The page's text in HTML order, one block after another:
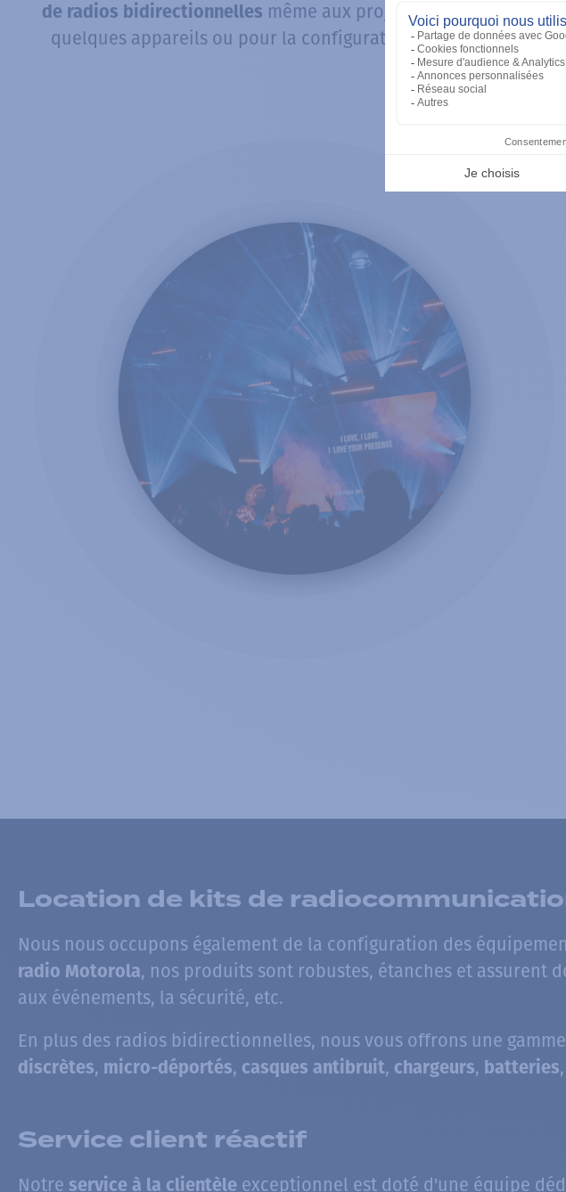
de radios bidirectionnelles même aux projets de grande
quelques appareils ou pour la configuration et la mise en
Location de kits de
Nous nous occupons également de la configuration des
radio Motorola, nos produits sont robustes, étanches et assurent
aux événements, la sécurité, etc.
En plus des radios bidirectionnelles, nous vous offrons une
discrètes, micro-déportés, casques antibruit, chargeurs, batteries,
Service client réactif
Notre service à la clientèle exceptionnel est doté d'une équipe